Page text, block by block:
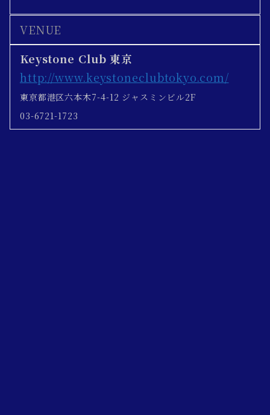
VENUE
Keystone Club 東京
http://www.keystoneclubtokyo.com/
東京都港区六本木7-4-12 ジャスミンビル2F
03-6721-1723